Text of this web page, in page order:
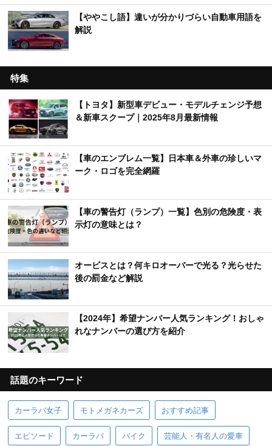
【ややこし語】違いが分かりづらい自動車用語を
解説
特集
【トヨタ】新型車デビュー・モデルチェンジ予想
＆新車スクープ｜2025年8月最新情報
【車のエンブレム一覧】日本車＆外車の珍しいマ
ーク・ロゴを完全網羅
【車の警告灯（ランプ）一覧】色別の危険度・表
示灯の意味とは？
オービスとは？何キロオーバーで光る？光らせた
後の罰金など解説
【2024年】希望ナンバー人気ランキング！おしゃ
れなナンバーの選び方を紹介
話題のキーワード
カーラバ女子 モトメガネカーズ おすすめ記事
エピソード カーラバ バイク 芸能人・有名人の愛車